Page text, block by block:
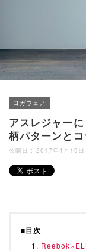
ヨガウェア
アスレジャー
柄パターンと
公開日 : 2017年4月19日
■目次